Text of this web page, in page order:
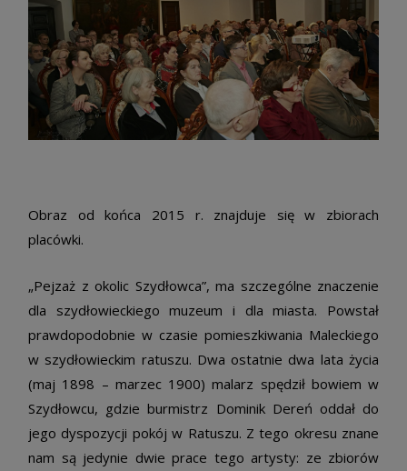
Obraz od końca 2015 r. znajduje się w zbiorach
placówki.
„Pejzaż z okolic Szydłowca”, ma szczególne znaczenie
dla szydłowieckiego muzeum i dla miasta. Powstał
prawdopodobnie w czasie pomieszkiwania Maleckiego
w szydłowieckim ratuszu. Dwa ostatnie dwa lata życia
(maj 1898 – marzec 1900) malarz spędził bowiem w
Szydłowcu, gdzie burmistrz Dominik Dereń oddał do
jego dyspozycji pokój w Ratuszu. Z tego okresu znane
nam są jedynie dwie prace tego artysty: ze zbiorów